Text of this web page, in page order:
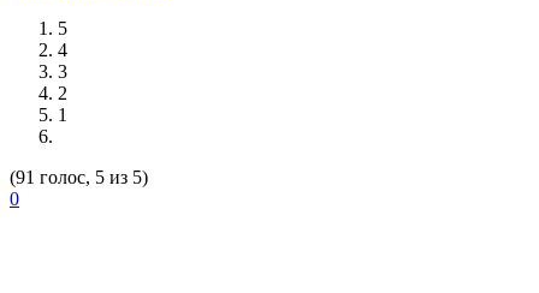
5
4
3
2
1
(91 голос, 5 из 5)
0